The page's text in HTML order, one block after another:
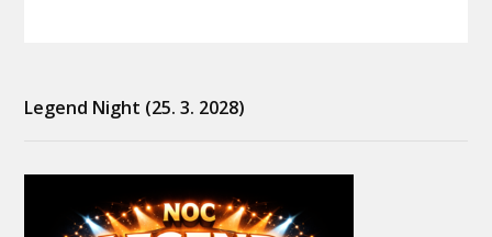
Legend Night (25. 3. 2028)